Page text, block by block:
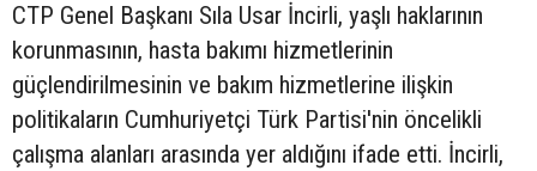
CTP Genel Başkanı Sıla Usar İncirli, yaşlı haklarının
korunmasının, hasta bakımı hizmetlerinin
güçlendirilmesinin ve bakım hizmetlerine ilişkin
politikaların Cumhuriyetçi Türk Partisi'nin öncelikli
çalışma alanları arasında yer aldığını ifade etti. İncirli,